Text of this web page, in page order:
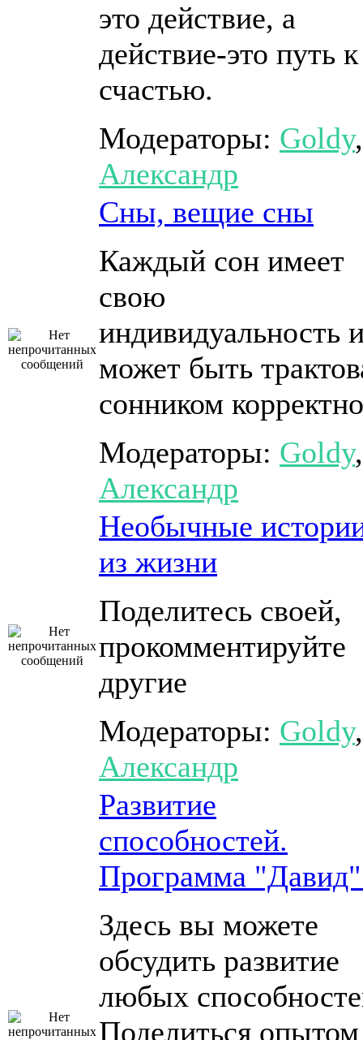
это действие, а
действие-это путь к
счастью.
Модераторы: Goldy,
Александр
Сны, вещие сны
Каждый сон имеет
свою
индивидуальность
может быть
сонником корректно
Модераторы: Goldy,
Александр
Необычные
из жизни
Поделитесь своей,
прокомментируйте
другие
Модераторы: Goldy,
Александр
Развитие
способностей.
Программа
Здесь вы можете
обсудить развитие
любых
Поделиться опытом